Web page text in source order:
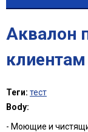
Аквалон
Теги: тест
Body:
- Моющие и